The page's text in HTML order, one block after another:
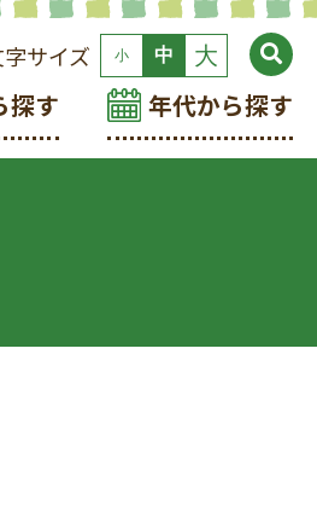
サイズ 小 中 大
探す 年代から探す